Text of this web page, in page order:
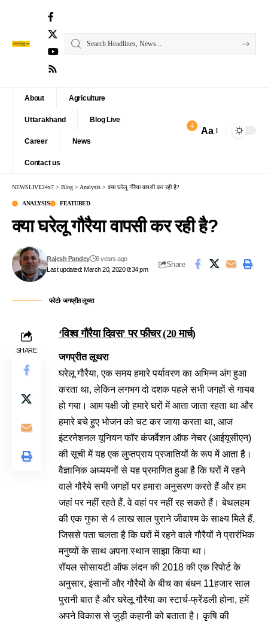
About Agriculture
Uttarakhand Blog Live
Career News
Contact us
4 Aa
NEWSLIVE24x7 > Blog > Analysis > क्या घरेलू गौरैया वापसी कर रही है?
ANALYSIS FEATURED
क्या घरेलू गौरैया वापसी कर रही है?
Last updated: March 20, 2020 8:34 pm
Rajesh Pandey 6 years ago
Share
फोटो- जगप्रीत लूथरा
SHARE
‘विश्व गौरैया दिवस’पर फीचर (20मार्च)
जगप्रीत लूथरा
घरेलू गौरैया, एक समय हमारे पर्यावरण का अभिन्न अंग हुआ
करता था, लेकिन लगभग दो दशक पहले सभी जगहों से गायब
हो गया। आम पक्षी जो हमारे घरों में आता जाता रहता था और
हमारे बचे हुए भोजन को चट कर जाया करता था, आज
इंटरनेशनल यूनियन फॉर कंजर्वेशन ऑफ नेचर (आईयूसीएन)
की सूची में यह एक लुप्तप्राय प्रजातियों के रूप में आता है।
वैज्ञानिक अध्ययनों से यह प्रमाणित हुआ है कि घरों में रहने
वाले गौरैये सभी जगहों पर हमारा अनुसरण करते हैं और हम
जहां पर नहीं रहते हैं, वे वहां पर नहीं रह सकते हैं। बेथलहम
की एक गुफा से 4 लाख साल पुराने जीवाश्म के साक्ष्य मिले हैं,
जिससे पता चलता है कि घरों में रहने वाले गौरैयों ने प्रारंभिक
मनुष्यों के साथ अपना स्थान साझा किया था।
रॉयल सोसायटी ऑफ लंदन की 2018 की एक रिपोर्ट के
अनुसार, इंसानों और गौरैयों के बीच का बंधन 11हजार साल
पुरानी बात है और घरेलू गौरैया का स्टार्च-फ्रेंडली होना, हमें
अपने विकास से जुड़ी कहानी को बताता है। कृषि की